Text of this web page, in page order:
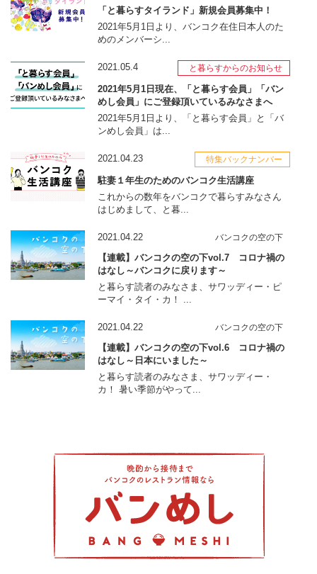
「と暮らすタイランド」新規会員募集中！
2021年5月1日より、バンコク在住日本人のた
めのメンバーシ...
2021.05.4 と暮らすからのお知らせ
2021年5月1日現在、「と暮らす会員」「バン
めし会員」にご登録頂いているみなさまへ
2021年5月1日より、「と暮らす会員」と「バ
ンめし会員」は...
2021.04.23 特集バックナンバー
駐妻１年生のためのバンコク生活講座
これからの数年をバンコクで暮らすみなさん
はじめまして、と暮...
2021.04.22 バンコクの空の下
【連載】バンコクの空の下vol.7 コロナ禍の
はなし～バンコクに戻ります～
と暮らす読者のみなさま、サワッディー・ピ
ーマイ・タイ・カ！ ...
2021.04.22 バンコクの空の下
【連載】バンコクの空の下vol.6 コロナ禍の
はなし～日本にいました～
と暮らす読者のみなさま、サワッディー・
カ！ 暑い季節がやって...